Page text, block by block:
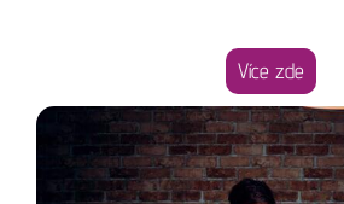
Více zde